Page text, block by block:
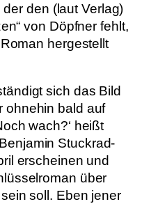
den (laut Verlag)
von Döpfner fehlt,
hergestellt
sich das Bild
ohnehin bald auf
wach?‘ heißt
Stuckrad-
erscheinen und
über
soll. Eben jener